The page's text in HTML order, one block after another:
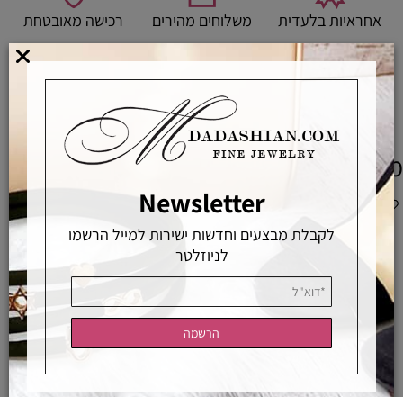
אחראיות בלעדית משלוחים מהירים רכישה מאובטחת
מדריך לבחירת מידת טבעת
מוצרים משלימים
Newsletter
לקבלת מבצעים וחדשות ישירות למייל הרשמו
לניוזלטר